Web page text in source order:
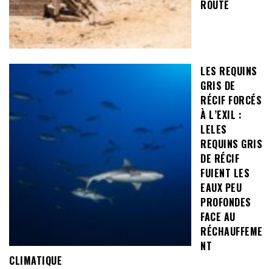
ROUTE
LES REQUINS
GRIS DE
RÉCIF FORCÉS
À L’EXIL :
LELES
REQUINS GRIS
DE RÉCIF
FUIENT LES
EAUX PEU
PROFONDES
FACE AU
RÉCHAUFFEME
NT
CLIMATIQUE